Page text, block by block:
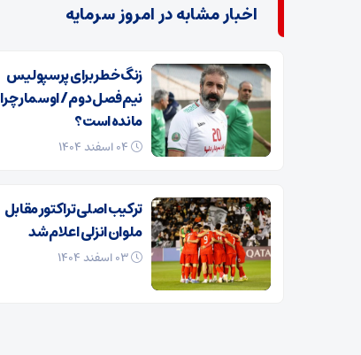
اخبار مشابه در امروز سرمایه
زنگ خطر برای پرسپولیس
نیم‌فصل دوم / اوسمار چرا
مانده است؟
ترکیب اصلی تراکتور مقابل
ملوان انزلی اعلام شد